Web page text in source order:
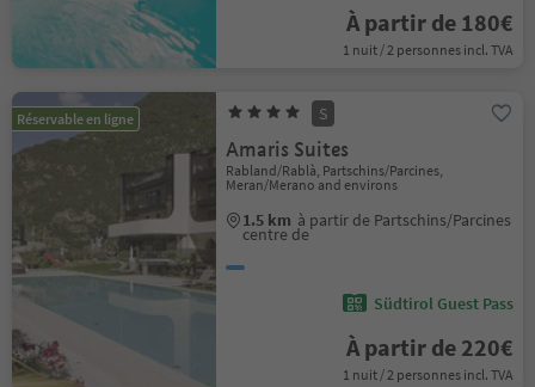
À partir de 180€
1 nuit / 2 personnes incl. TVA
Réservable en ligne S
Amaris Suites
Rabland/Rablà, Partschins/Parcines,
Meran/Merano and environs
1.5 km à partir de Partschins/Parcines
centre de
Südtirol Guest Pass
À partir de 220€
1 nuit / 2 personnes incl. TVA